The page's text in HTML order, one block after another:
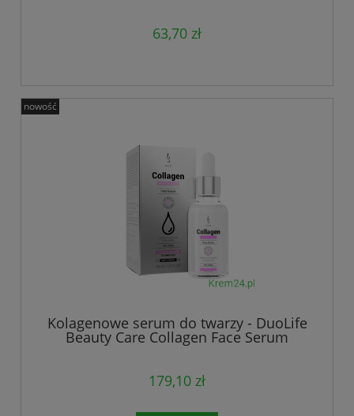
63,70 zł
Kolagenowe serum do twarzy - DuoLife
Beauty Care Collagen Face Serum
179,10 zł
nowość